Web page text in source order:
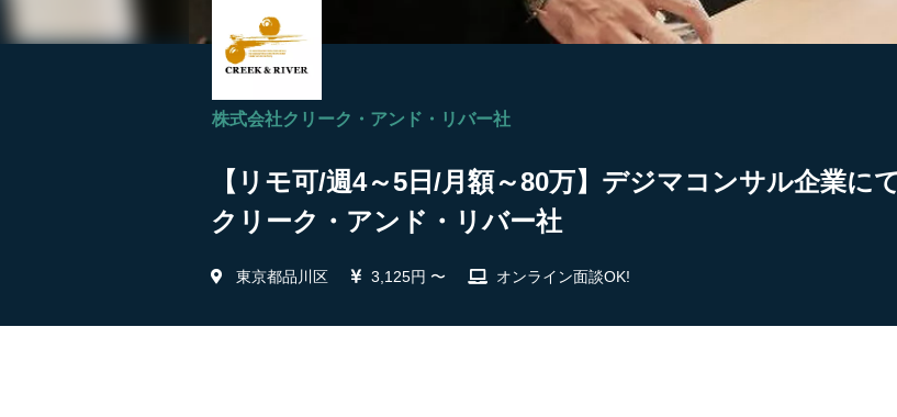
株式会社クリーク・アンド・リバー社
【リモ可/週4～5日/月額～80万】デジマコンサル企業
クリーク・アンド・リバー社
東京都品川区 3,125円 〜 オンライン面談OK!